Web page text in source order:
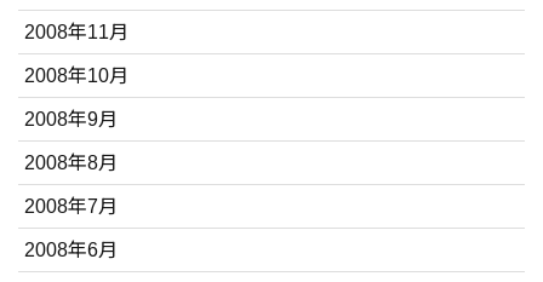
2008年11月
2008年10月
2008年9月
2008年8月
2008年7月
2008年6月